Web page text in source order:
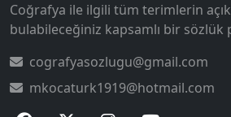
Coğrafya ile ilgili tüm terimlerin
bulabileceğiniz kapsamlı bir
cografyasozlugu@gmail.com
mkocaturk1919@hotmail.com